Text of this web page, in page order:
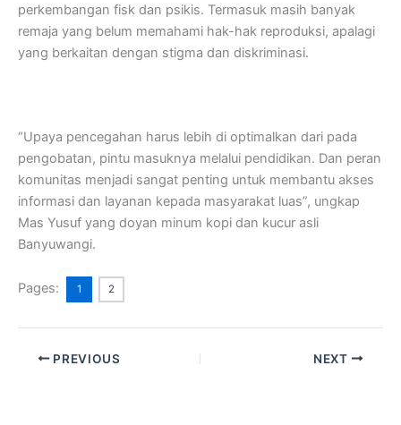
perkembangan fisk dan psikis. Termasuk masih banyak
remaja yang belum memahami hak-hak reproduksi, apalagi
yang berkaitan dengan stigma dan diskriminasi.
“Upaya pencegahan harus lebih di optimalkan dari pada
pengobatan, pintu masuknya melalui pendidikan. Dan peran
komunitas menjadi sangat penting untuk membantu akses
informasi dan layanan kepada masyarakat luas”, ungkap
Mas Yusuf yang doyan minum kopi dan kucur asli
Banyuwangi.
Pages: 1 2
PREVIOUS NEXT